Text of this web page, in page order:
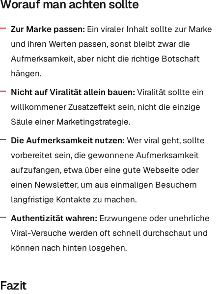
Worauf man achten sollte
Zur Marke passen: Ein viraler Inhalt sollte zur Marke
und ihren Werten passen, sonst bleibt zwar die
Aufmerksamkeit, aber nicht die richtige Botschaft
hängen.
Nicht auf Viralität allein bauen: Viralität sollte ein
willkommener Zusatzeffekt sein, nicht die einzige
Säule einer Marketingstrategie.
Die Aufmerksamkeit nutzen: Wer viral geht, sollte
vorbereitet sein, die gewonnene Aufmerksamkeit
aufzufangen, etwa über eine gute Webseite oder
einen Newsletter, um aus einmaligen Besuchern
langfristige Kontakte zu machen.
Authentizität wahren: Erzwungene oder unehrliche
Viral-Versuche werden oft schnell durchschaut und
können nach hinten losgehen.
Fazit